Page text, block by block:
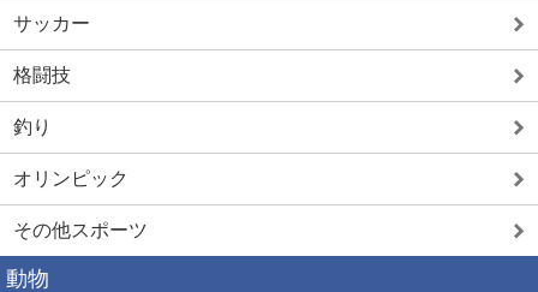
サッカー
格闘技
釣り
オリンピック
その他スポーツ
動物